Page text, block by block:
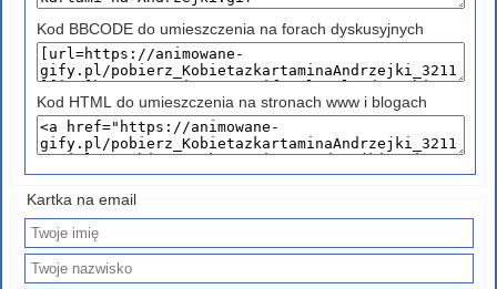
Kod BBCODE do umieszczenia na forach dyskusyjnych
Kod HTML do umieszczenia na stronach www i blogach
Kartka na email